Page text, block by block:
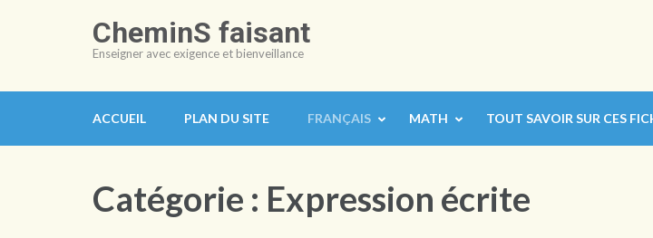
CheminS faisant
Enseigner avec exigence et bienveillance
ACCUEIL PLAN DU SITE FRANÇAIS MATH TOUT SAVOIR SUR CES
Catégorie : Expression écrite